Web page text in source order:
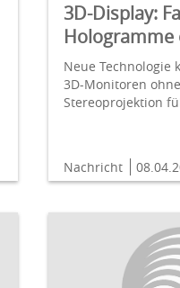
3D-Display:
Hologramme
Neue Technologie
3D-Monitoren
Stereoprojektion
Nachricht